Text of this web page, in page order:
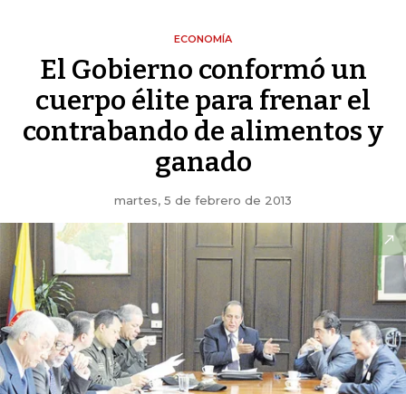
ECONOMÍA
El Gobierno conformó un
cuerpo élite para frenar el
contrabando de alimentos y
ganado
martes, 5 de febrero de 2013